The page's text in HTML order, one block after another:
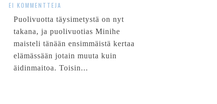
EI KOMMENTTEJA
Puolivuotta täysimetystä on nyt
takana, ja puolivuotias Minihe
maisteli tänään ensimmäistä kertaa
elämässään jotain muuta kuin
äidinmaitoa. Toisin...